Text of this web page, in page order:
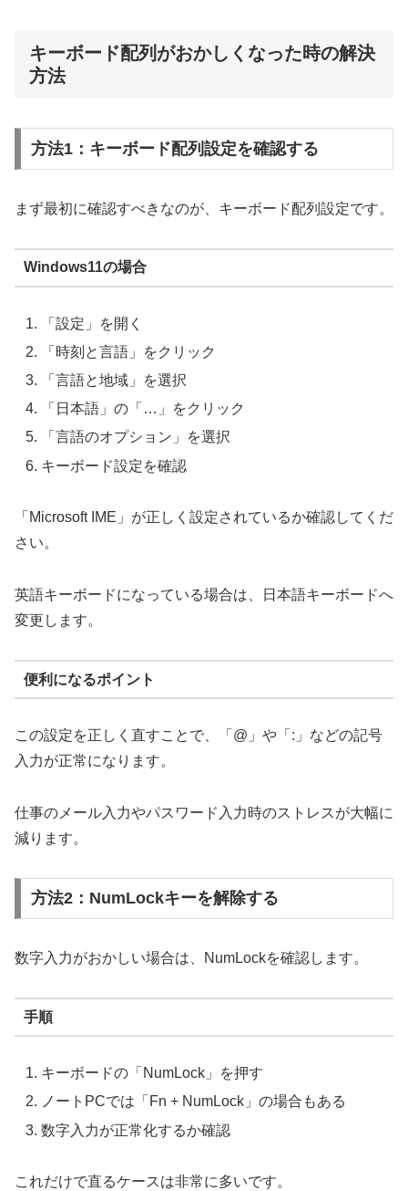
キーボード配列がおかしくなった時の解決
方法
方法1：キーボード配列設定を確認する
まず最初に確認すべきなのが、キーボード配列設定です。
Windows11の場合
「設定」を開く
「時刻と言語」をクリック
「言語と地域」を選択
「日本語」の「…」をクリック
「言語のオプション」を選択
キーボード設定を確認
「Microsoft IME」が正しく設定されているか確認してくだ
さい。
英語キーボードになっている場合は、日本語キーボードへ
変更します。
便利になるポイント
この設定を正しく直すことで、「@」や「:」などの記号
入力が正常になります。
仕事のメール入力やパスワード入力時のストレスが大幅に
減ります。
方法2：NumLockキーを解除する
数字入力がおかしい場合は、NumLockを確認します。
手順
キーボードの「NumLock」を押す
ノートPCでは「Fn + NumLock」の場合もある
数字入力が正常化するか確認
これだけで直るケースは非常に多いです。